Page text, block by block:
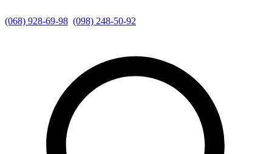
(068) 928-69-98 (098) 248-50-92